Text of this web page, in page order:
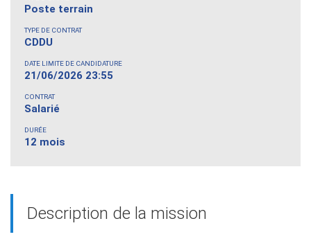
Poste terrain
TYPE DE CONTRAT
CDDU
DATE LIMITE DE CANDIDATURE
21/06/2026 23:55
CONTRAT
Salarié
DURÉE
12 mois
Description de la mission